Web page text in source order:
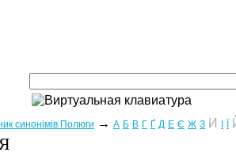
синонімів Полюги → А Б В Г Ґ Д Е Є Ж З И